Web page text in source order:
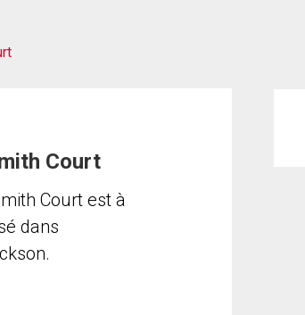
Court
Court est à
dans